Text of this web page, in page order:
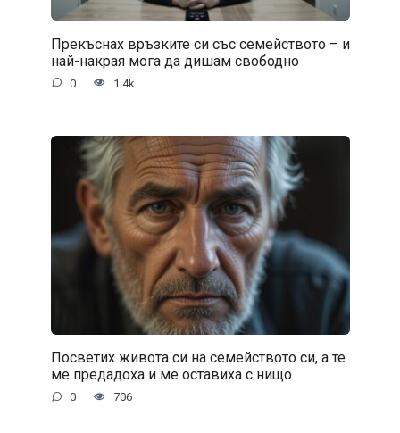
Прекъснах връзките си със семейството – и
най-накрая мога да дишам свободно
0 1.4k.
Посветих живота си на семейството си, а те
ме предадоха и ме оставиха с нищо
0 706